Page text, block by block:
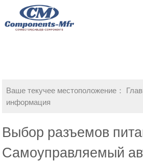
Ваше текучее местоположение：
информация
Выбор разъемов
Самоуправляемый